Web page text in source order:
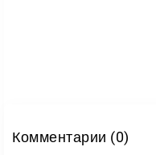
Комментарии (0)